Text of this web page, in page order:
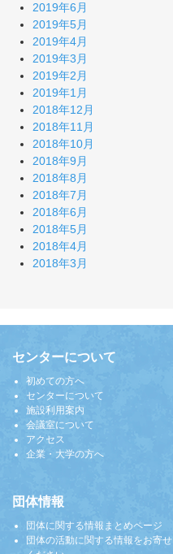
2019年6月
2019年5月
2019年4月
2019年3月
2019年2月
2019年1月
2018年12月
2018年11月
2018年10月
2018年9月
2018年8月
2018年7月
2018年6月
2018年5月
2018年4月
2018年3月
センターについて
初めての方へ
センターについて
施設利用案内
会議室について
アクセス
企業・大学の方へ
団体情報
団体に関する情報まとめページ
団体の活動に関する情報をお寄せ